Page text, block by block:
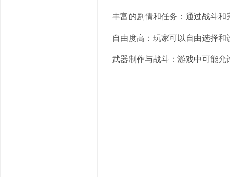
丰富的剧情和任务：通过战斗和
自由度高：玩家可以自由选择和
武器制作与战斗：游戏中可能允